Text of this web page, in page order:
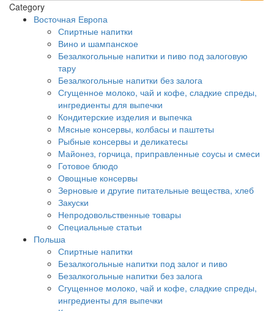
Category
Восточная Европа
Спиртные напитки
Вино и шампанское
Безалкогольные напитки и пиво под залоговую
тару
Безалкогольные напитки без залога
Сгущенное молоко, чай и кофе, сладкие спреды,
ингредиенты для выпечки
Кондитерские изделия и выпечка
Мясные консервы, колбасы и паштеты
Рыбные консервы и деликатесы
Майонез, горчица, приправленные соусы и смеси
Готовое блюдо
Овощные консервы
Зерновые и другие питательные вещества, хлеб
Закуски
Непродовольственные товары
Специальные статьи
Польша
Спиртные напитки
Безалкогольные напитки под залог и пиво
Безалкогольные напитки без залога
Сгущенное молоко, чай и кофе, сладкие спреды,
ингредиенты для выпечки